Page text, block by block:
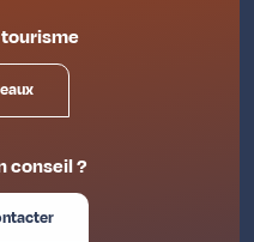
conseil ?